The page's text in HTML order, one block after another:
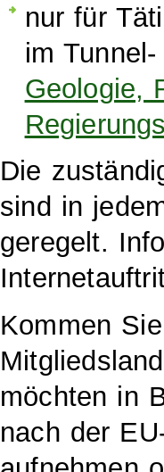
nur für
im
Geologie,
Die
sind in
geregelt.
Kommen
möchten in
nach der